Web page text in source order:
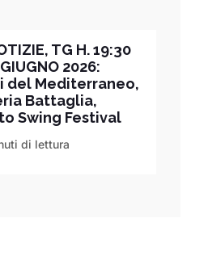
TG H. 19:30
2026:
del Mediterraneo,
Battaglia,
Swing Festival
di lettura